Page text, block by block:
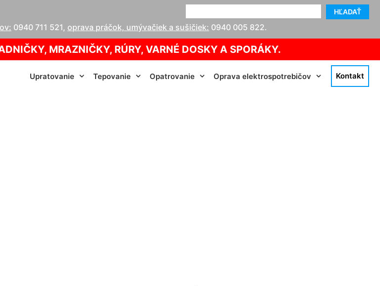
HĽADAŤ
0940 711 521, oprava práčok, umývačiek a sušičiek: 0940 005 822.
MRAZNIČKY, RÚRY, VARNÉ DOSKY A SPORÁKY.
Upratovanie Tepovanie Opatrovanie Oprava elektrospotrebičov Kontakt